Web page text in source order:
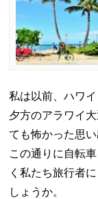
私は以前、ハワ
夕方のアラワイ
ても怖かった思い
この通りに自転
く私たち旅行者
しょうか。